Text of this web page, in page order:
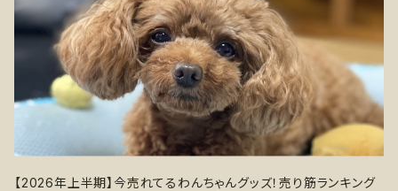
【2026年上半期】今売れてるわんちゃんグッズ！売り筋ランキング